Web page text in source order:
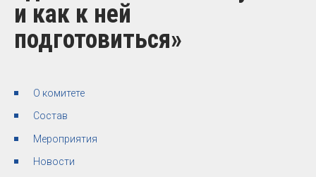
и как к ней
подготовиться»
О комитете
Состав
Мероприятия
Новости